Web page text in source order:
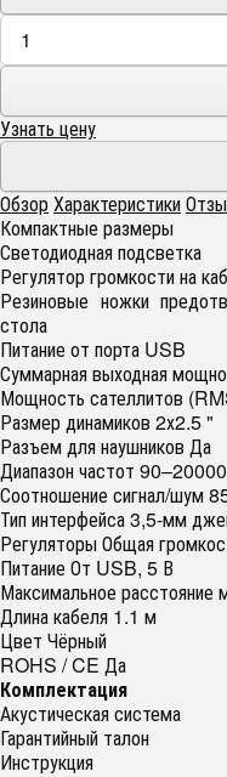
Узнать цену
ОбзорХарактеристики
Компактные размеры
Светодиодная подсветка
Регулятор громкости на
Резиновые ножки
стола
Питание от порта USB
Суммарная выходная
Мощность сателлитов
Размер динамиков 2х2.5 "
Разъем для наушников Да
Диапазон частот
Соотношение сигнал/шум
Тип интерфейса 3,5-мм
Регуляторы Общая
Питание От USB, 5 В
Максимальное
Длина кабеля 1.1 м
Цвет Чёрный
ROHS / CE Да
Комплектация
Акустическая система
Гарантийный талон
Инструкция